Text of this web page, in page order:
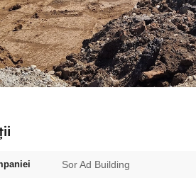
Sor Ad Building